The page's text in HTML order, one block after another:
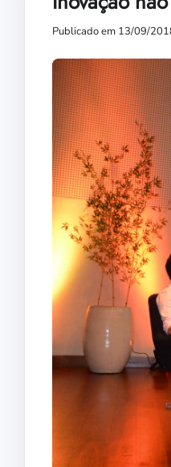
Publicado em 13/09/